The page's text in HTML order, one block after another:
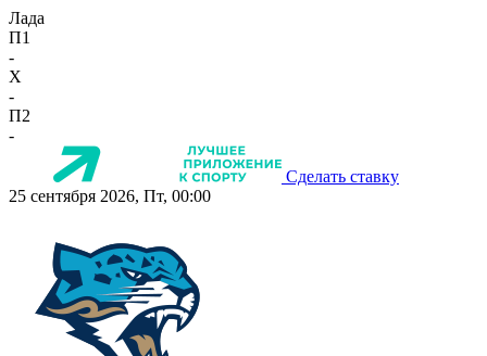
Лада
П1
-
X
-
П2
-
Сделать ставку
25 сентября 2026, Пт, 00:00